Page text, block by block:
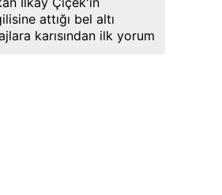
attığı bel altı
karısından ilk yorum